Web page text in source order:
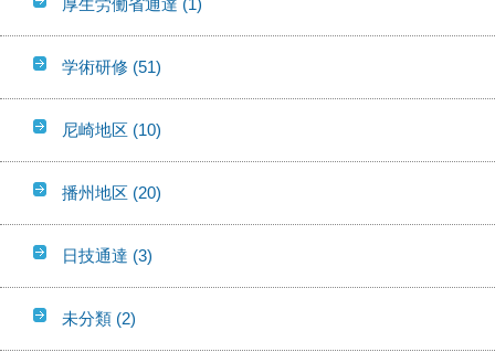
厚生労働省通達 (1)
学術研修 (51)
尼崎地区 (10)
播州地区 (20)
日技通達 (3)
未分類 (2)